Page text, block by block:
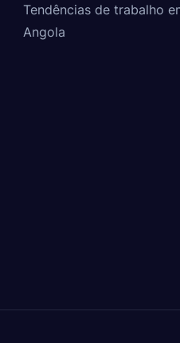
Tendências de trabalho
Angola